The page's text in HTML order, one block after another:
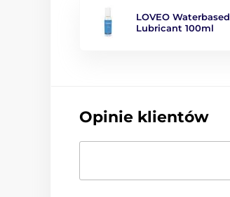
LOVEO Waterbased
Lubricant 100ml
Opinie klientów